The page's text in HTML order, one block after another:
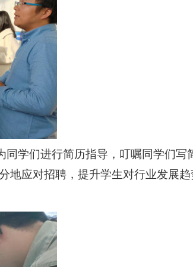
学们进行简历指导，叮嘱同学们写
地应对招聘，提升学生对行业发展趋